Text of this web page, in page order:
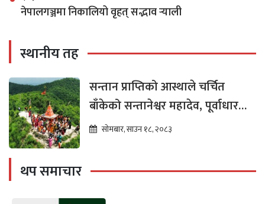
नेपालगञ्जमा निकालियो वृहत् सद्भाव र्‍याली
स्थानीय तह
सन्तान प्राप्तिको आस्थाले चर्चित
बाँकेको सन्तानेश्वर महादेव, पूर्वाधार
विकासको पर्खाइमा
सोमबार, साउन १८, २०८३
थप समाचार